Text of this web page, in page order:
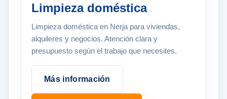
Limpieza doméstica
Limpieza doméstica en Nerja para viviendas,
alquileres y negocios. Atención clara y
presupuesto según el trabajo que necesites.
Más información